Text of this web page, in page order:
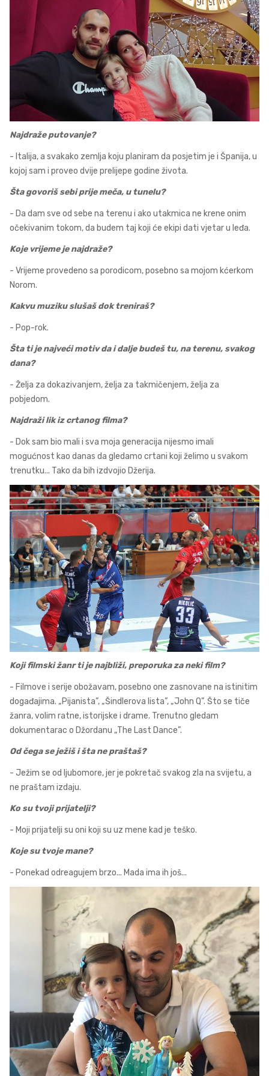
Najdraže putovanje?
- Italija, a svakako zemlja koju planiram da posjetim je i Španija, u
kojoj sam i proveo dvije prelijepe godine života.
Šta govoriš sebi prije meča, u tunelu?
- Da dam sve od sebe na terenu i ako utakmica ne krene onim
očekivanim tokom, da budem taj koji će ekipi dati vjetar u leđa.
Koje vrijeme je najdraže?
- Vrijeme provedeno sa porodicom, posebno sa mojom kćerkom
Norom.
Kakvu muziku slušaš dok treniraš?
- Pop-rok.
Šta ti je najveći motiv da i dalje budeš tu, na terenu, svakog
dana?
- Želja za dokazivanjem, želja za takmičenjem, želja za
pobjedom.
Najdraži lik iz crtanog filma?
- Dok sam bio mali i sva moja generacija nijesmo imali
mogućnost kao danas da gledamo crtani koji želimo u svakom
trenutku... Tako da bih izdvojio Džerija.
Koji filmski žanr ti je najbliži, preporuka za neki film?
- Filmove i serije obožavam, posebno one zasnovane na istinitim
događajima. „Pijanista”, „Šindlerova lista”, „John Q”. Što se tiče
žanra, volim ratne, istorijske i drame. Trenutno gledam
dokumentarac o Džordanu „The Last Dance”.
Od čega se ježiš i šta ne praštaš?
- Ježim se od ljubomore, jer je pokretač svakog zla na svijetu, a
ne praštam izdaju.
Ko su tvoji prijatelji?
- Moji prijatelji su oni koji su uz mene kad je teško.
Koje su tvoje mane?
- Ponekad odreagujem brzo... Mada ima ih još...